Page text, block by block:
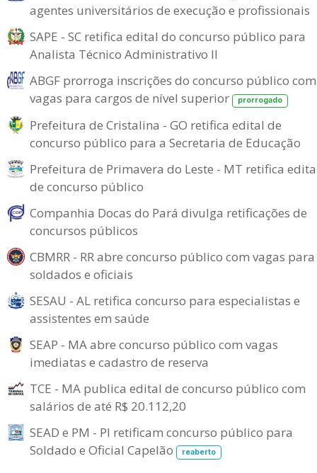
agentes universitários de execução e profissionais
SAPE - SC retifica edital do concurso público para
Analista Técnico Administrativo II
ABGF prorroga inscrições do concurso público com
vagas para cargos de nível superior
prorrogado
Prefeitura de Cristalina - GO retifica edital de
concurso público para a Secretaria de Educação
Prefeitura de Primavera do Leste - MT retifica
de concurso público
Companhia Docas do Pará divulga retificações de
concursos públicos
CBMRR - RR abre concurso público com vagas para
soldados e oficiais
SESAU - AL retifica concurso para especialistas e
assistentes em saúde
SEAP - MA abre concurso público com vagas
imediatas e cadastro de reserva
TCE - MA publica edital de concurso público com
salários de até R$ 20.112,20
SEAD e PM - PI retificam concurso público para
Soldado e Oficial Capelão
reaberto